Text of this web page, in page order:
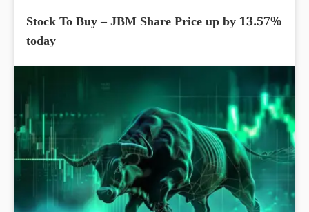
Stock To Buy – JBM Share Price up by 13.57%
today